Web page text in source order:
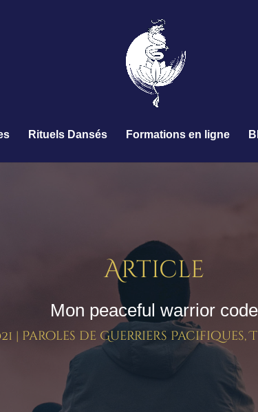
Rituels Dansés Formations en ligne
Article
Mon peaceful warrior code
| Paroles de Guerriers Pacifiques,